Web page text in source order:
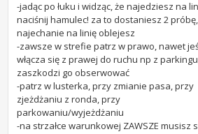
-jadąc po łuku i widząc, że najedziesz na
naciśnij hamulec! za to dostaniesz 2
najechanie na linię oblejesz
-zawsze w strefie patrz w prawo, nawet
włącza się z prawej do ruchu np z
zaszkodzi go obserwować
-patrz w lusterka, przy zmianie pasa, przy
zjeżdżaniu z ronda, przy
parkowaniu/wyjeżdżaniu
-na strzałce warunkowej ZAWSZE musisz